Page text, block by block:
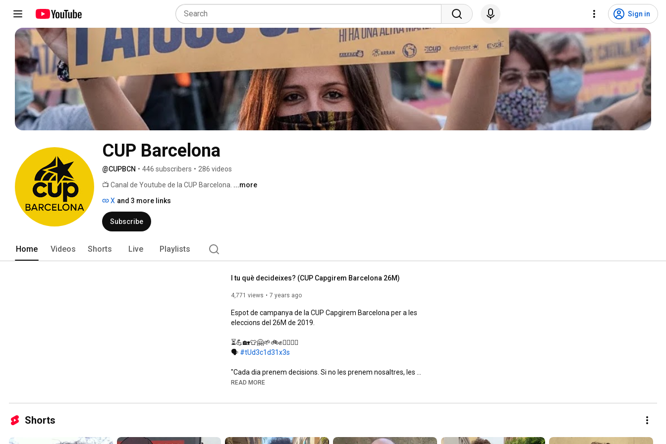
Sign in
CUP Barcelona
@CUPBCN • 446 subscribers • 286 videos
📺 Canal de Youtube de la CUP Barcelona. ...more
X and 3 more links
Subscribe
Home Videos Shorts Live Playlists
I tu què decideixes? (CUP Capgirem Barcelona 26M)
4,771 views 7 years ago
Espot de campanya de la CUP Capgirem Barcelona per a les
eleccions del 26M de 2019.
⏳💪🏡👕🤗🌱🚲✊✊🏻✊🏿
🗣️ #tUd3c1d31x3s
"Cada dia prenem decisions. Si no les prenem nosaltres, les
prendran contra nosaltres.
I tu... què decideixes?
facin efectiu?
READ MORE
Shorts